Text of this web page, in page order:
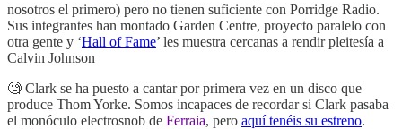
nosotros el primero) pero no tienen suficiente con Porridge Radio.
Sus integrantes han montado Garden Centre, proyecto paralelo con
otra gente y ‘Hall of Fame’ les muestra cercanas a rendir pleitesía a
Calvin Johnson
🧐 Clark se ha puesto a cantar por primera vez en un disco que
produce Thom Yorke. Somos incapaces de recordar si Clark pasaba
el monóculo electrosnob de Ferraia, pero aquí tenéis su estreno.